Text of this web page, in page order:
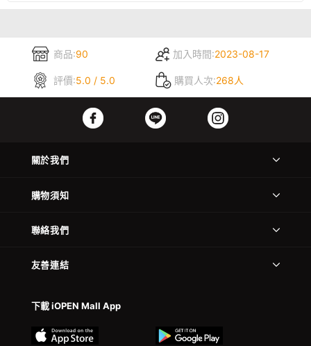
商品:90 加入時間:2023-08-17
評價:5.0 / 5.0 購買人次:268人
關於我們
購物須知
聯絡我們
友善連結
下載 iOPEN Mall App